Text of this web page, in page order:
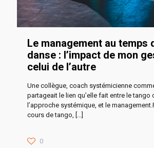
Le management au temps
danse : l’impact de mon
celui de l’autre
Une collègue, coach systémicienne
partageait le lien qu’elle fait entre le tango
l’approche systémique, et le
cours de tango, […]
0